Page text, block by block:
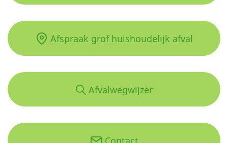
Afspraak grof huishoudelijk afval
Afvalwegwijzer
Contact